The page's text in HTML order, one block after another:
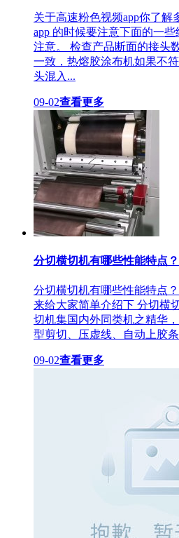
关于高速粉色视频app你了解
app 的时候要注意下面的一些
注意。 检查产品断面的接
一致，热熔胶涂布机如果不
头混入...
09-02查看更多
分切横切机有哪些性能特点？
分切横切机有哪些性能特点
来给大家简单介绍下 分切横切
切机集国内外同类机之精华，设
型剪切、压虚线、自动上
09-02查看更多